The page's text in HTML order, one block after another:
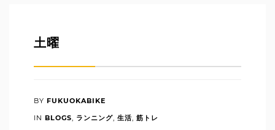
土曜
BY FUKUOKABIKE
IN BLOGS, ランニング, 生活, 筋トレ